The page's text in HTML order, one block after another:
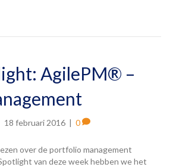
AgilePM® –
18 februari 2016 | 0
over de portfolio management
van deze week hebben we het